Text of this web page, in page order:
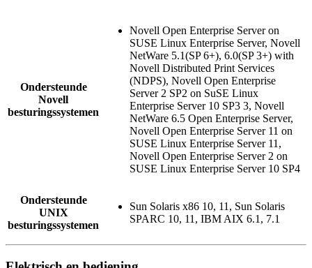
Ondersteunde
Novell
besturingssystemen
Novell Open Enterprise Server on
SUSE Linux Enterprise Server, Novell
NetWare 5.1(SP 6+), 6.0(SP 3+) with
Novell Distributed Print Services
(NDPS), Novell Open Enterprise
Server 2 SP2 on SuSE Linux
Enterprise Server 10 SP3 3, Novell
NetWare 6.5 Open Enterprise Server,
Novell Open Enterprise Server 11 on
SUSE Linux Enterprise Server 11,
Novell Open Enterprise Server 2 on
SUSE Linux Enterprise Server 10 SP4
Ondersteunde
UNIX
besturingssystemen
Sun Solaris x86 10, 11, Sun Solaris
SPARC 10, 11, IBM AIX 6.1, 7.1